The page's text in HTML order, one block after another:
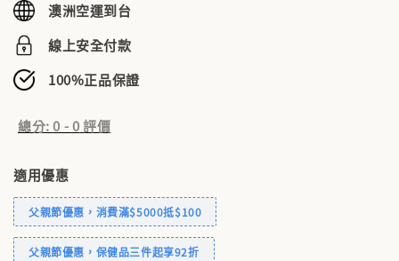
澳洲空運到台
線上安全付款
100%正品保證
總分:0 -0評價
適用優惠
父親節優惠，消費滿$5000抵$100
父親節優惠，保健品三件起享92折